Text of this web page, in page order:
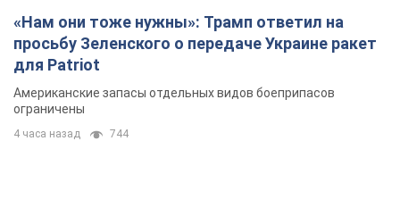
«Нам они тоже нужны»: Трамп ответил на
просьбу Зеленского о передаче Украине ракет
для Patriot
Американские запасы отдельных видов боеприпасов
ограничены
4 часа назад 744